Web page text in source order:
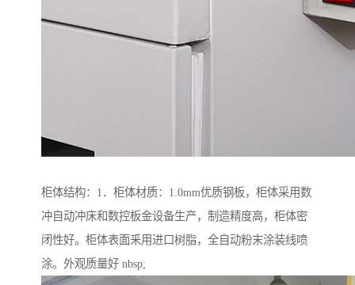
柜体结构：1．柜体材质：1.0mm优质钢板，柜体采用数
冲自动冲床和数控板金设备生产，制造精度高，柜体密
闭性好。柜体表面釆用进口树脂，全自动粉末涂装线喷
涂。外观质量好 nbsp;